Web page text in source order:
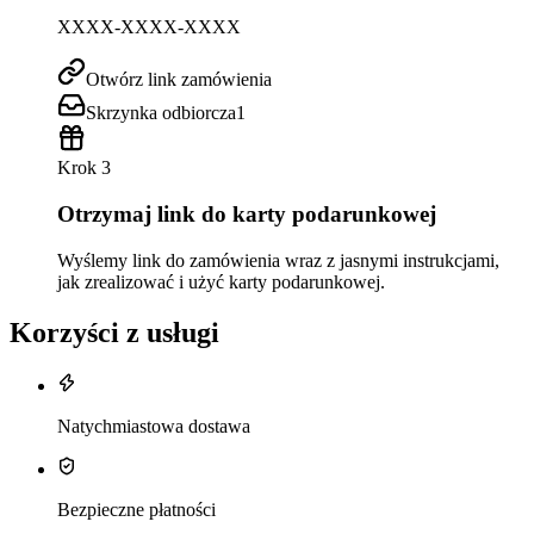
XXXX-XXXX-XXXX
Otwórz link zamówienia
Skrzynka odbiorcza1
Krok 3
Otrzymaj link do karty podarunkowej
Wyślemy link do zamówienia wraz z jasnymi instrukcjami,
jak zrealizować i użyć karty podarunkowej.
Korzyści z usługi
Natychmiastowa dostawa
Bezpieczne płatności